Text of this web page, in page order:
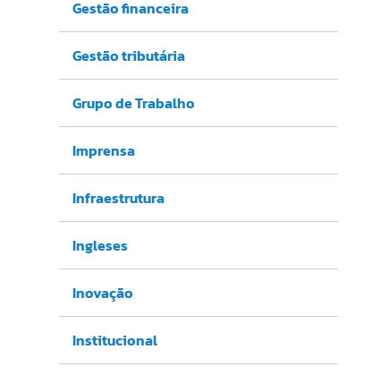
Gestão financeira
Gestão tributária
Grupo de Trabalho
Imprensa
Infraestrutura
Ingleses
Inovação
Institucional